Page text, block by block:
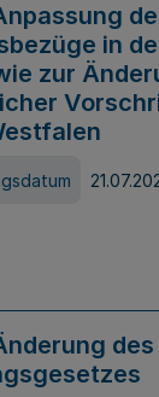
in
zur
des